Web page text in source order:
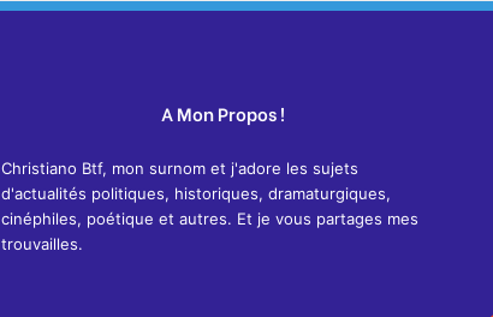
A Mon Propos !
Christiano Btf, mon surnom et j'adore les sujets
d'actualités politiques, historiques, dramaturgiques,
cinéphiles, poétique et autres. Et je vous partages mes
trouvailles.